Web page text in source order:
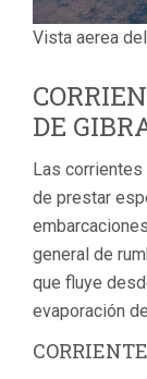
Vista aerea
DE
Las
de prestar
general de
que fluye
evaporación